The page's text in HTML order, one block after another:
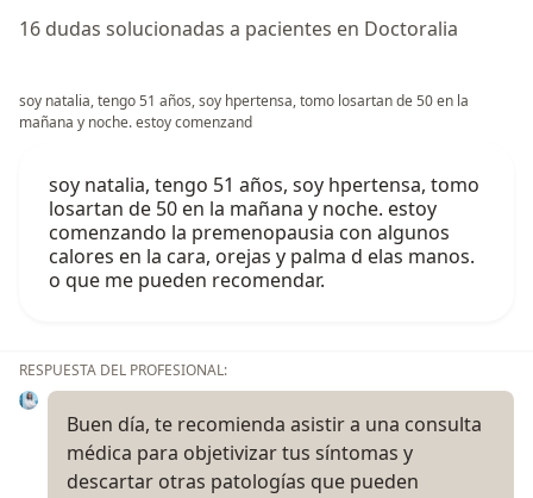
16 dudas solucionadas a pacientes en Doctoralia
soy natalia, tengo 51 años, soy hpertensa, tomo losartan de 50 en la
mañana y noche. estoy comenzand
soy natalia, tengo 51 años, soy hpertensa, tomo
losartan de 50 en la mañana y noche. estoy
comenzando la premenopausia con algunos
calores en la cara, orejas y palma d elas manos.
o que me pueden recomendar.
RESPUESTA DEL PROFESIONAL:
Buen día, te recomienda asistir a una consulta
médica para objetivizar tus síntomas y
descartar otras patologías que pueden